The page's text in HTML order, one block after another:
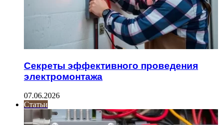
Секреты эффективного проведения
электромонтажа
07.06.2026
Статьи